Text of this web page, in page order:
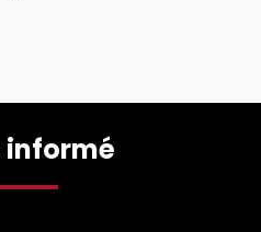
informé